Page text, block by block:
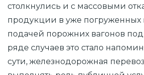
столкнулись и с массовыми
продукции в уже погруженных
подачей порожних вагонов под
ряде случаев это стало
сути, железнодорожная